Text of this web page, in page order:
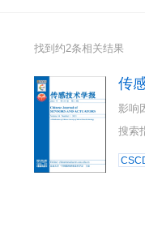
找到约2条相关结果
传
影响
搜索